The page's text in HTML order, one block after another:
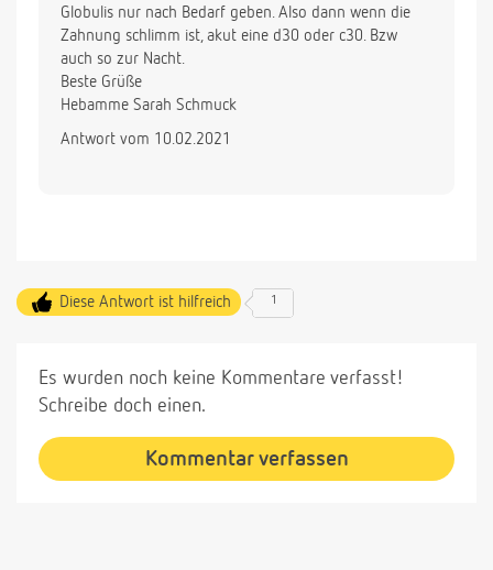
Globulis nur nach Bedarf geben. Also dann wenn die
Zahnung schlimm ist, akut eine d30 oder c30. Bzw
auch so zur Nacht.
Beste Grüße
Hebamme Sarah Schmuck
Antwort vom 10.02.2021
Diese Antwort ist hilfreich 1
Es wurden noch keine Kommentare verfasst!
Schreibe doch einen.
Kommentar verfassen